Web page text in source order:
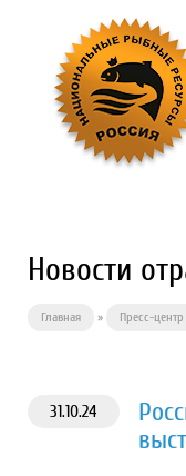
Новости
Главная » Пресс-центр
31.10.24